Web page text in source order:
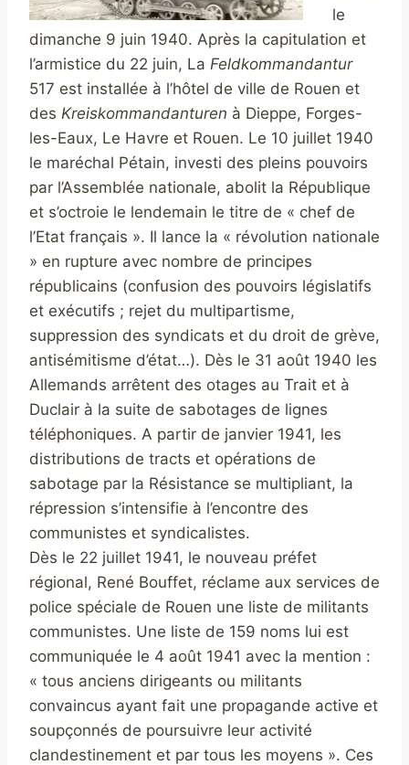
le
dimanche 9 juin 1940. Après la capitulation et
l’armistice du 22 juin, La Feldkommandantur
517 est installée à l’hôtel de ville de Rouen et
des Kreiskommandanturen à Dieppe, Forges-
les-Eaux, Le Havre et Rouen. Le 10 juillet 1940
le maréchal Pétain, investi des pleins pouvoirs
par l’Assemblée nationale, abolit la République
et s’octroie le lendemain le titre de « chef de
l’Etat français ». Il lance la « révolution nationale
» en rupture avec nombre de principes
républicains (confusion des pouvoirs législatifs
et exécutifs ; rejet du multipartisme,
suppression des syndicats et du droit de grève,
antisémitisme d’état…). Dès le 31 août 1940 les
Allemands arrêtent des otages au Trait et à
Duclair à la suite de sabotages de lignes
téléphoniques. A partir de janvier 1941, les
distributions de tracts et opérations de
sabotage par la Résistance se multipliant, la
répression s’intensifie à l’encontre des
communistes et syndicalistes.
Dès le 22 juillet 1941, le nouveau préfet
régional, René Bouffet, réclame aux services de
police spéciale de Rouen une liste de militants
communistes. Une liste de 159 noms lui est
communiquée le 4 août 1941 avec la mention :
« tous anciens dirigeants ou militants
convaincus ayant fait une propagande active et
soupçonnés de poursuivre leur activité
clandestinement et par tous les moyens ». Ces